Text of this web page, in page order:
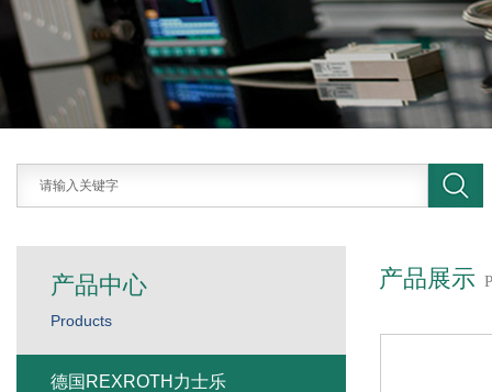
产品展示
产品中心
Products
德国REXROTH力士乐